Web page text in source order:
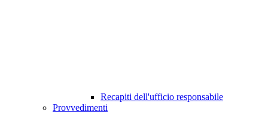
Recapiti dell'ufficio responsabile
Provvedimenti